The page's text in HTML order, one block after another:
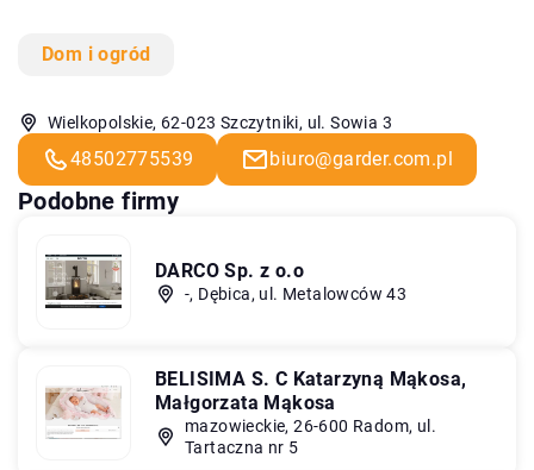
Dom i ogród
Wielkopolskie, 62-023 Szczytniki, ul. Sowia 3
48502775539 biuro@garder.com.pl
Podobne firmy
DARCO Sp. z o.o
-, Dębica, ul. Metalowców 43
BELISIMA S. C Katarzyną Mąkosa,
Małgorzata Mąkosa
mazowieckie, 26-600 Radom, ul.
Tartaczna nr 5